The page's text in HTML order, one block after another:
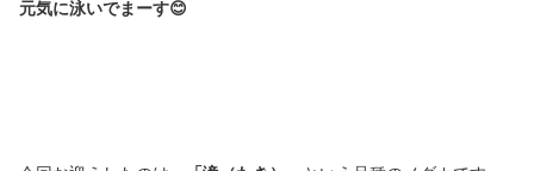
元気に泳いでまーす😊